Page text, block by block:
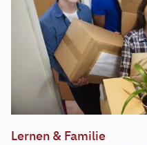
Lernen & Familie